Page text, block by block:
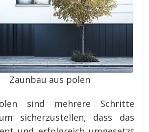
Zaunbau aus polen
sind mehrere Schritte
sicherzustellen, dass das